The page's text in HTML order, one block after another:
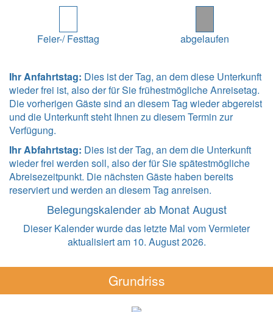
Feier-/ Festtag abgelaufen
Ihr Anfahrtstag: Dies ist der Tag, an dem diese Unterkunft
wieder frei ist, also der für Sie frühestmögliche Anreisetag.
Die vorherigen Gäste sind an diesem Tag wieder abgereist
und die Unterkunft steht Ihnen zu diesem Termin zur
Verfügung.
Ihr Abfahrtstag: Dies ist der Tag, an dem die Unterkunft
wieder frei werden soll, also der für Sie spätestmögliche
Abreisezeitpunkt. Die nächsten Gäste haben bereits
reserviert und werden an diesem Tag anreisen.
Belegungskalender ab Monat August
Dieser Kalender wurde das letzte Mal vom Vermieter
aktualisiert am 10. August 2026.
Grundriss